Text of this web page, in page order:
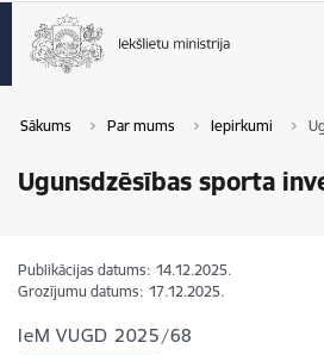
Sākums Par mums Iepirkumi
Ugunsdzēsības sporta
Publikācijas datums: 14.12.2025.
Grozījumu datums: 17.12.2025.
IeM VUGD 2025/68